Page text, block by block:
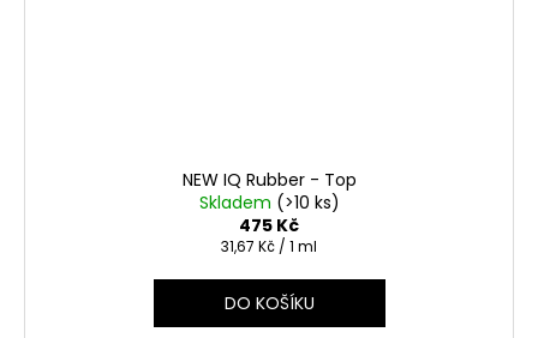
NEW IQ Rubber - Top
Skladem (>10 ks)
475 Kč
Měrná
31,67 Kč / 1 ml
DO KOŠÍKU